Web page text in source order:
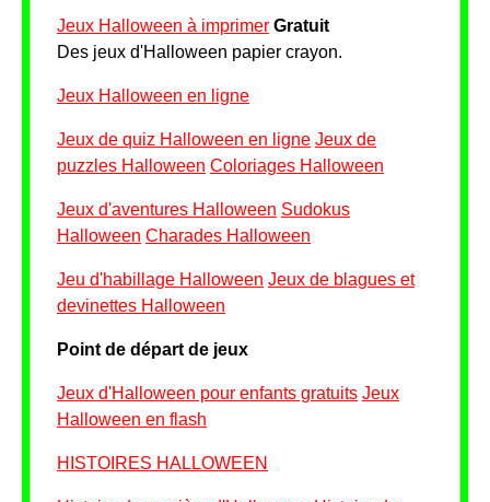
Jeux Halloween à imprimer Gratuit
Des jeux d'Halloween papier crayon.
Jeux Halloween en ligne
Jeux de quiz Halloween en ligne Jeux de
puzzles Halloween Coloriages Halloween
Jeux d'aventures Halloween Sudokus
Halloween Charades Halloween
Jeu d'habillage Halloween Jeux de blagues et
devinettes Halloween
Point de départ de jeux
Jeux d'Halloween pour enfants gratuits Jeux
Halloween en flash
HISTOIRES HALLOWEEN